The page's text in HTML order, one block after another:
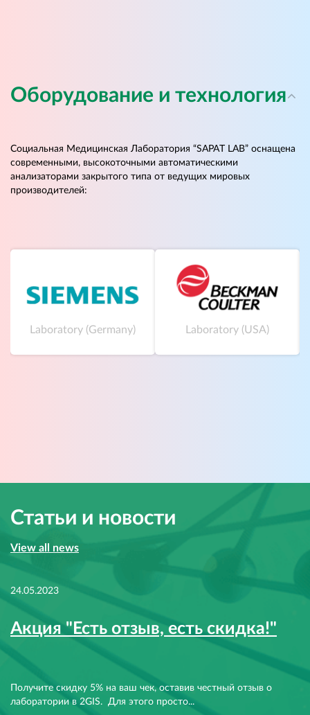
Оборудование и технология
Социальная Медицинская Лаборатория “SAPAT LAB” оснащена
современными, высокоточными автоматическими
анализаторами закрытого типа от ведущих мировых
производителей:
Laboratory (Germany) Laboratory (USA)
Статьи и новости
View all news
24.05.2023
Акция "Есть отзыв, есть скидка!"
Получите скидку 5% на ваш чек, оставив честный отзыв о
лаборатории в 2GIS. Для этого просто...